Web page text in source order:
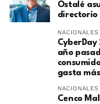
Ostalé
directorio
NACIONALES
CyberDay
año
gasta más
NACIONALES
Cenco